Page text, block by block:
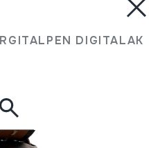
DIGITALAK